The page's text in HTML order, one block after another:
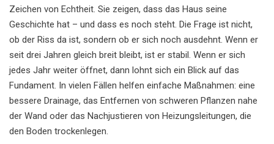
Zeichen von Echtheit. Sie zeigen, dass das Haus seine
Geschichte hat – und dass es noch steht. Die Frage ist nicht,
ob der Riss da ist, sondern ob er sich noch ausdehnt. Wenn er
seit drei Jahren gleich breit bleibt, ist er stabil. Wenn er sich
jedes Jahr weiter öffnet, dann lohnt sich ein Blick auf das
Fundament. In vielen Fällen helfen einfache Maßnahmen: eine
bessere Drainage, das Entfernen von schweren Pflanzen nahe
der Wand oder das Nachjustieren von Heizungsleitungen, die
den Boden trockenlegen.